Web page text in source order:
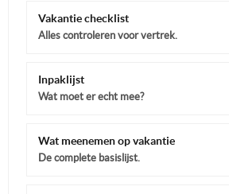
Vakantie checklist
Alles controleren voor vertrek.
Inpaklijst
Wat moet er echt mee?
Wat meenemen op vakantie
De complete basislijst.